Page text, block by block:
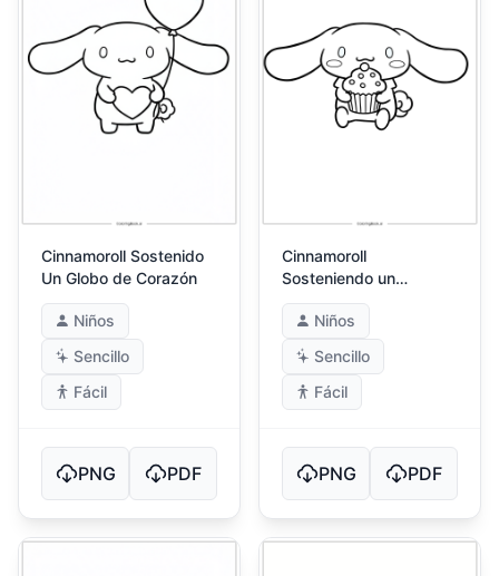
Cinnamoroll Sostenido
Un Globo de Corazón
Niños
Sencillo
Fácil
PNG PDF
Cinnamoroll
Sosteniendo un
Cupcake
Niños
Sencillo
Fácil
PNG PDF